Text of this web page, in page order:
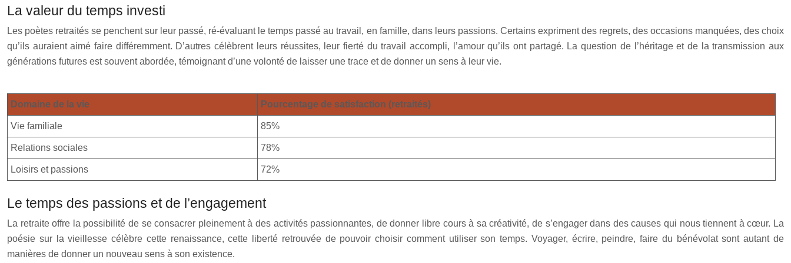
La valeur du temps investi
Les poètes retraités se penchent sur leur passé, ré-évaluant le temps passé au travail, en famille, dans leurs passions. Certains expriment des regrets, des occasions manquées, des choix
qu’ils auraient aimé faire différemment. D’autres célèbrent leurs réussites, leur fierté du travail accompli, l’amour qu’ils ont partagé. La question de l’héritage et de la transmission aux
générations futures est souvent abordée, témoignant d’une volonté de laisser une trace et de donner un sens à leur vie.
Domaine de la vie Pourcentage de satisfaction (retraités)
Vie familiale 85%
Relations sociales 78%
Loisirs et passions 72%
Le temps des passions et de l’engagement
La retraite offre la possibilité de se consacrer pleinement à des activités passionnantes, de donner libre cours à sa créativité, de s’engager dans des causes qui nous tiennent à cœur. La
poésie sur la vieillesse célèbre cette renaissance, cette liberté retrouvée de pouvoir choisir comment utiliser son temps. Voyager, écrire, peindre, faire du bénévolat sont autant de
manières de donner un nouveau sens à son existence.